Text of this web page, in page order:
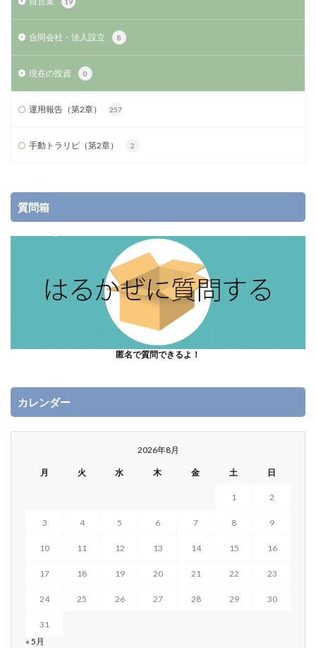
合同会社・法人設立 8
現在の投資 0
運用報告（第2章） 257
手動トラリピ（第2章） 2
質問箱
匿名で質問できるよ！
カレンダー
2026年8月
月 火 水 木 金 土 日
1 2
3 4 5 6 7 8 9
10 11 12 13 14 15 16
17 18 19 20 21 22 23
24 25 26 27 28 29 30
31
« 5月